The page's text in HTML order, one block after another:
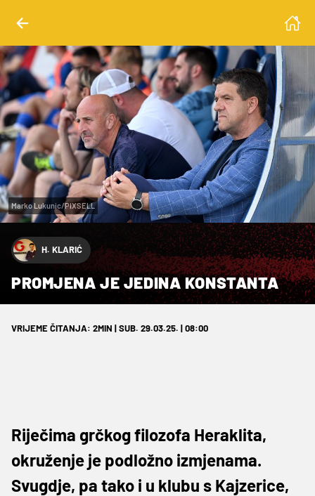
Marko Lukunic/PIXSELL
H. KLARIĆ
PROMJENA JE JEDINA KONSTANTA
VRIJEME ČITANJA: 2MIN | SUB. 29.03.25. | 08:00
Riječima grčkog filozofa Heraklita,
okruženje je podložno izmjenama.
Svugdje, pa tako i u klubu s Kajzerice,